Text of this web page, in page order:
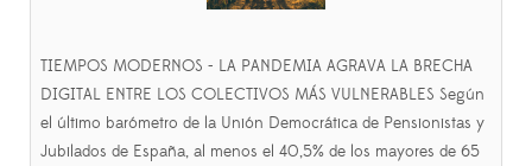
TIEMPOS MODERNOS - LA PANDEMIA AGRAVA LA BRECHA
DIGITAL ENTRE LOS COLECTIVOS MÁS VULNERABLES Según
el último barómetro de la Unión Democrática de Pensionistas y
Jubilados de España, al menos el 40,5% de los mayores de 65